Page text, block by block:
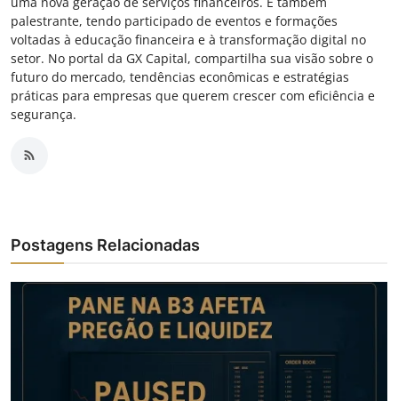
palestrante, tendo participado de eventos e formações
voltadas à educação financeira e à transformação digital no
setor. No portal da GX Capital, compartilha sua visão sobre o
futuro do mercado, tendências econômicas e estratégias
práticas para empresas que querem crescer com eficiência e
segurança.
Postagens Relacionadas